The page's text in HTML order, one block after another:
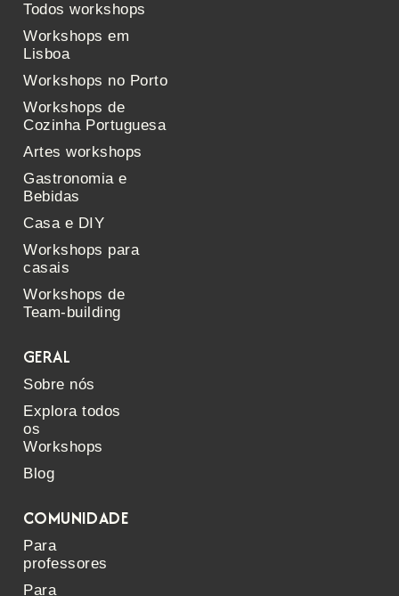
Todos workshops
Workshops em
Lisboa
Workshops no Porto
Workshops de
Cozinha Portuguesa
Artes workshops
Gastronomia e
Bebidas
Casa e DIY
Workshops para
casais
Workshops de
Team-building
GERAL
Sobre nós
Explora todos
os
Workshops
Blog
COMUNIDADE
Para
professores
Para